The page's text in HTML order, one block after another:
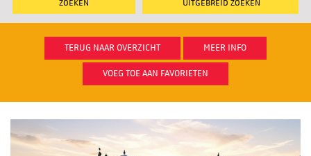
UITGEBREID ZOEKEN
TERUG NAAR OVERZICHT MEER INFO
VOEG TOE AAN FAVORIETEN